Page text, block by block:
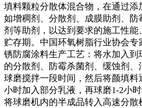
填料颗粒分散体混合物，在通过添
如增稠剂、分散剂、成膜助剂、
剂等助剂，以达到要求的施工性能
贮存期。中国环氧树脂行业协会
锈防腐涂料生产工艺：将水加入到
的分散剂、防霉杀菌剂、缓蚀剂、
球磨搅拌一段时间，然后将颜填料
小时加入部分乳液，再球磨1-2小时
将球磨机内的半成品转入高速分散